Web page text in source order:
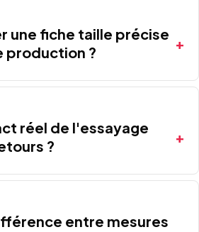
une fiche taille précise
production ?
réel de l'essayage
?
entre mesures